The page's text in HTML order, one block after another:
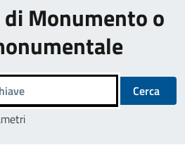
Monumento o
Cerca